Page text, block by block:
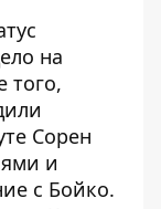
на
того,
Сорен
и
с Бойко.